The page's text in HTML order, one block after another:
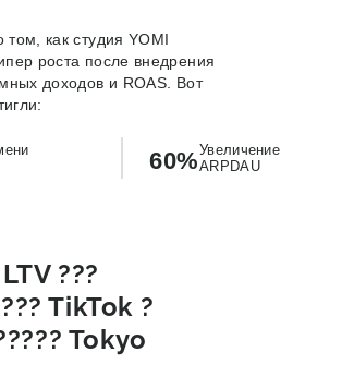
как студия YOMI
роста после внедрения
доходов и ROAS. Вот
60%Увеличение
ARPDAU
???
TikTok ?
Tokyo